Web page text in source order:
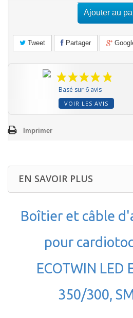
Ajouter au
Tweet Partager
Basé sur 6 avis
VOIR LES AVIS
Imprimer
EN SAVOIR PLUS
Boîtier et câble
pour
ECOTWIN LED
350/300,